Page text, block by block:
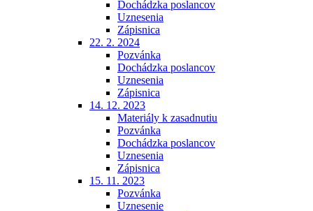
Dochádzka poslancov
Uznesenia
Zápisnica
22. 2. 2024
Pozvánka
Dochádzka poslancov
Uznesenia
Zápisnica
14. 12. 2023
Materiály k zasadnutiu
Pozvánka
Dochádzka poslancov
Uznesenia
Zápisnica
15. 11. 2023
Pozvánka
Uznesenie